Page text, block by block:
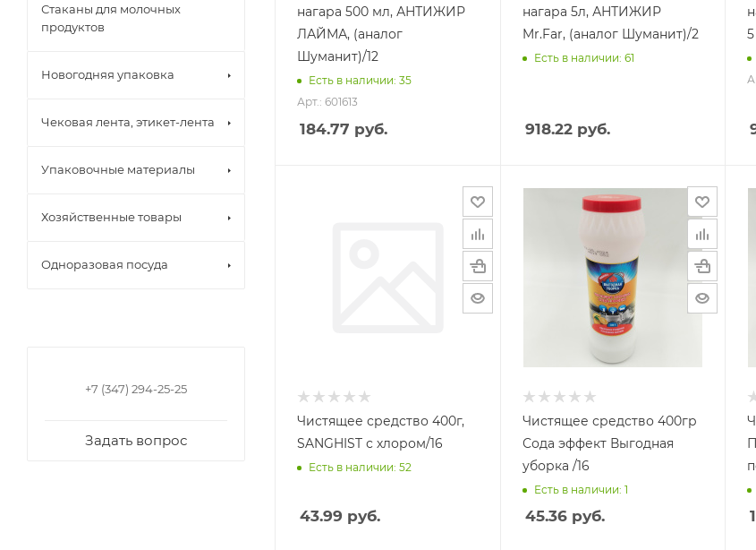
нагара 500 мл, АНТИЖИР
ЛАЙМА, (аналог
Шуманит)/12
Есть в наличии: 35
Арт.: 601613
184.77 руб.
нагара 5л, АНТИЖИР
Mr.Far, (аналог Шуманит)/2
Есть в наличии: 61
918.22руб.
Чистящее средство 400г,
SANGHIST с хлором/16
Есть в наличии: 52
43.99 руб.
Чистящее средство 400гр
Сода эффект Выгодная
уборка /16
Есть в наличии: 1
45.36руб.
Стаканы для молочных
продуктов
Новогодняя упаковка
Чековая лента, этикет-лента
Упаковочные материалы
Хозяйственные товары
Одноразовая посуда
+7 (347) 294-25-25
Задать вопрос